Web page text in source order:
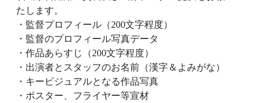
たします。
・監督プロフィール（200文字程度）
・監督のプロフィール写真データ
・作品あらすじ（200文字程度）
・出演者とスタッフのお名前（漢字＆よみがな）
・キービジュアルとなる作品写真
・ポスター、フライヤー等宣材